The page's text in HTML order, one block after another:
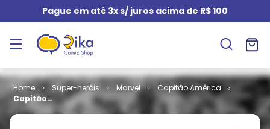
Pague em até 3x s/ juros acima de R$ 100
Super-heróis Marvel
Capitão América
Capitão
América # 161